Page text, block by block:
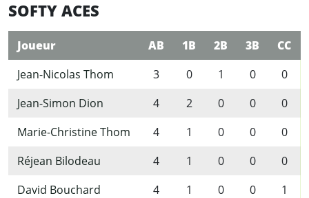
SOFTY ACES
Joueur AB 1B 2B 3B
CC
Jean-Nicolas Thom
3 0 1 0
0
Jean-Simon Dion
4 2 0 0
0
Marie-Christine Thom
4 1 0 0
0
Réjean Bilodeau
4 1 0 0
0
David Bouchard
4 1 0 0
1